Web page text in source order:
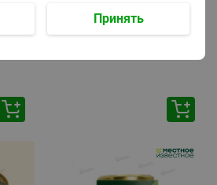
ТОФУ Vegetus ТВЕРДЫЙ
Принять